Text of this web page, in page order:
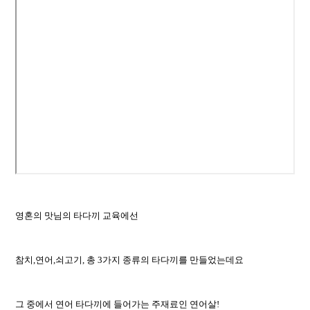
영혼의 맛님의 타다끼 교육에선
참치,연어,쇠고기, 총 3가지 종류의 타다끼를 만들었는데요
그 중에서 연어 타다끼에 들어가는 주재료인 연어살!